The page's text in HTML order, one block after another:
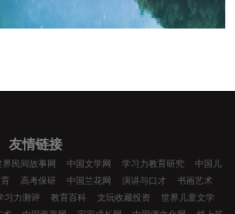
友情链接
界民间故事网 中国文学网 学习力教育研究
中国儿
高考保研 中国兰花网 演讲与口才
书画艺术
习力测评 教育百科 文玩收藏投资
世界儿童文学